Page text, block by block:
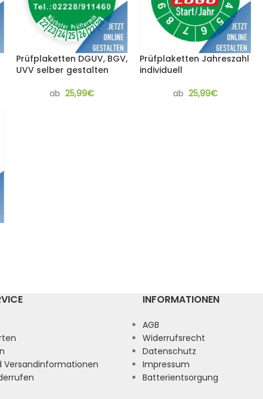
Prüfplaketten DGUV, BGV,
UVV selber gestalten
ab 25,99€
Prüfplaketten Jahreszahl
individuell
ab 25,99€
Versandinformationen
INFORMATIONEN
AGB
Widerrufsrecht
Datenschutz
Impressum
Batterientsorgung